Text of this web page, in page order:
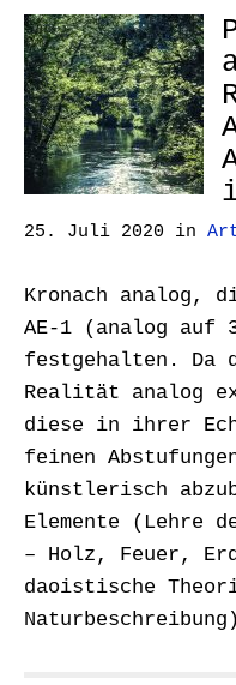
25. Juli 2020 in
Kronach analog,
AE-1 (analog auf
festgehalten.
Realität analog
diese in ihrer
feinen
künstlerisch
Elemente (Lehre
– Holz, Feuer,
daoistische